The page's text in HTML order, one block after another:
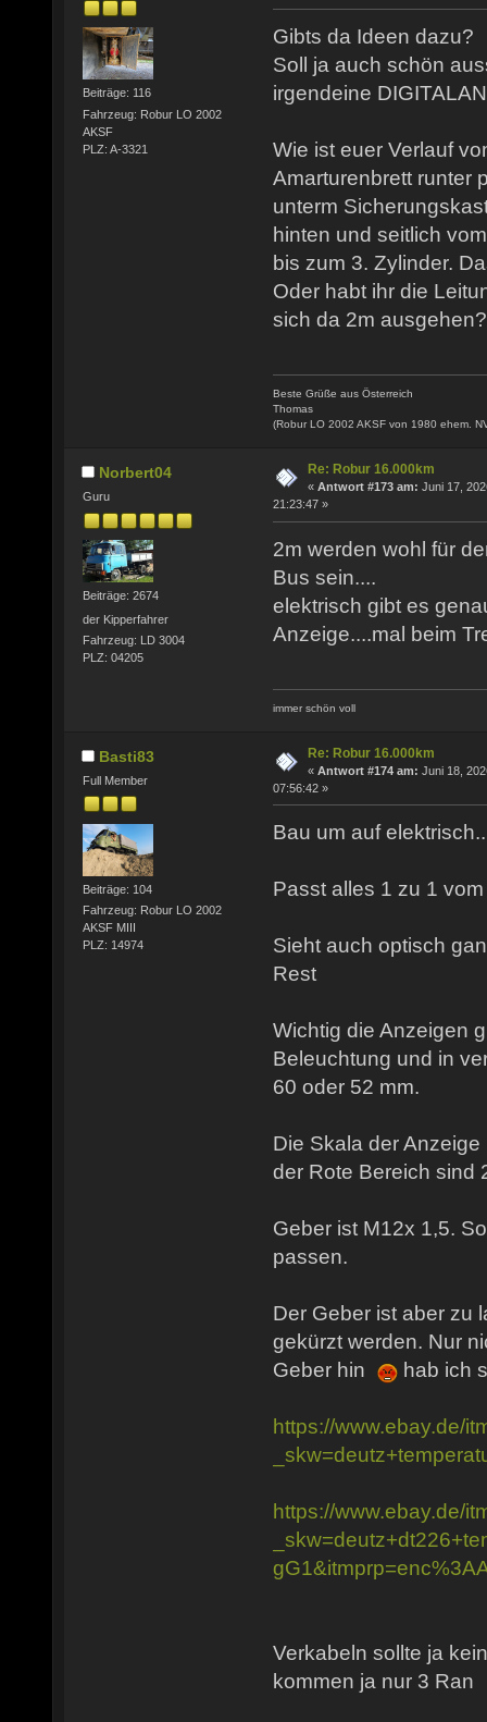
Beiträge: 116
Fahrzeug: Robur LO 2002
AKSF
PLZ: A-3321
Gibts da Ideen dazu?
Soll ja auch schön
irgendeine
Wie ist euer Verlauf
Amarturenbrett runter
unterm
hinten und seitlich
bis zum 3. Zylinder.
Oder habt ihr die
sich da 2m ausgehen?
Beste Grüße aus Österreich
Thomas
(Robur LO 2002 AKSF von 1980 ehem.
Norbert04
Guru
Beiträge: 2674
der Kipperfahrer
Fahrzeug: LD 3004
PLZ: 04205
Re: Robur 16.000km
« Antwort #173 am: Juni 17,
21:23:47 »
2m werden wohl für
Bus sein....
elektrisch gibt es
Anzeige....mal beim
immer schön voll
Basti83
Full Member
Beiträge: 104
Fahrzeug: Robur LO 2002
AKSF MIII
PLZ: 14974
Re: Robur 16.000km
« Antwort #174 am: Juni 18,
07:56:42 »
Bau um auf
Passt alles 1 zu 1
Sieht auch optisch
Rest
Wichtig die Anzeigen
Beleuchtung und in
60 oder 52 mm.
Die Skala der
der Rote Bereich sind
Geber ist M12x 1,5.
passen.
Der Geber ist aber zu
gekürzt werden. Nur
Geber hin
hab ich
https://www.ebay.de/
https://www.ebay.de/
Verkabeln sollte ja
kommen ja nur 3 Ran